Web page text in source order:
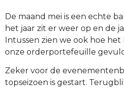
De maand mei is een echte
het jaar zit er weer op en de
Intussen zien we ook hoe
onze orderportefeuille
Zeker voor de
topseizoen is gestart.